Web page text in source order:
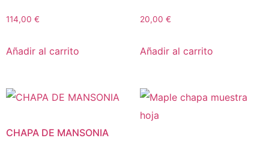
114,00 €
Añadir al carrito
20,00 €
Añadir al carrito
CHAPA DE MANSONIA